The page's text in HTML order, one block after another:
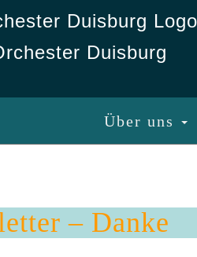
Duisburg
Über uns
– Danke